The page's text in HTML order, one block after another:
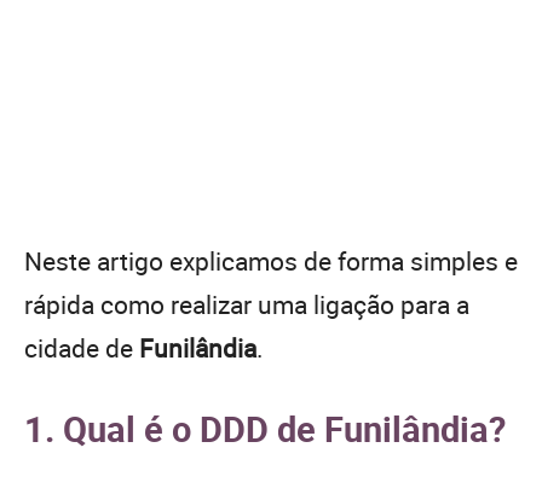
Neste artigo explicamos de forma simples e
rápida como realizar uma ligação para a
cidade de Funilândia.
1. Qual é o DDD de Funilândia?